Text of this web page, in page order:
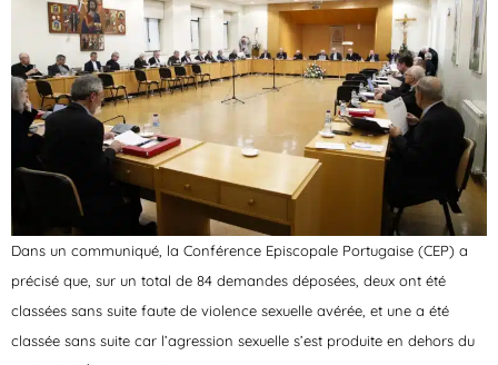
Dans un communiqué, la Conférence Episcopale Portugaise (CEP) a
précisé que, sur un total de 84 demandes déposées, deux ont été
classées sans suite faute de violence sexuelle avérée, et une a été
classée sans suite car l’agression sexuelle s’est produite en dehors du